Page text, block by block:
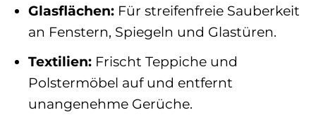
Glasflächen:Für streifenfreie Sauberkeit
an Fenstern, Spiegeln und Glastüren.
Textilien:Frischt Teppiche und
Polstermöbel auf und entfernt
unangenehme Gerüche.